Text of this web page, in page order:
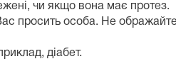
чи якщо вона має протез.
просить особа. Не
діабет.